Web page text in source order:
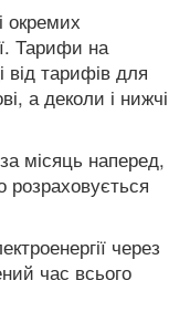
окремих
Тарифи на
тарифів для
а деколи і нижчі
місяць наперед,
розраховується
через
час всього